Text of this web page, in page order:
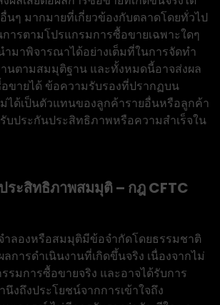
นๆ มากมายที่เกี่ยวข้องกับตลาดโดยทั่วไป
ารตามโปรแกรมการซื้อขายเฉพาะใดๆ
มาพิจารณาได้อย่างเต็มที่ในการจัดทำ
านตามสมมุติฐาน และทั้งหมดนี้อาจส่งผล
อขายได้ ข้อความรับรองที่ปรากฏบน
ได้เป็นตัวแทนของลูกค้ารายอื่นหรือลูกค้า
บประกันประสิทธิภาพหรือความสำเร็จใน
ระสิทธิภาพสมมุติ – กฎ CFTC
ำลองหรือสมมุติมีข้อจำกัดโดยธรรมชาติ
การดำเนินงานที่เกิดขึ้นจริง เนื่องจากไม่
รมการซื้อขายจริง และอาจได้รับการ
งถึงประโยชน์จากการเข้าใจถึง